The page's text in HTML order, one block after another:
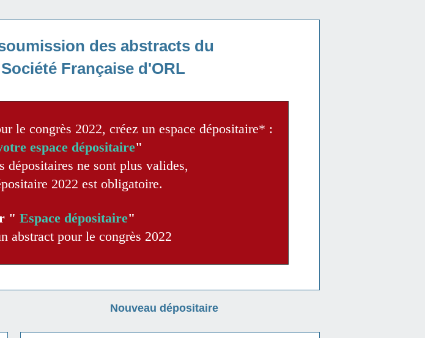
des abstracts du
Française d'ORL
le congrès 2022, créez un espace dépositaire* :
espace dépositaire"
dépositaires ne sont plus valides,
2022 est obligatoire.
" Espace dépositaire"
abstract pour le congrès 2022
Nouveau dépositaire